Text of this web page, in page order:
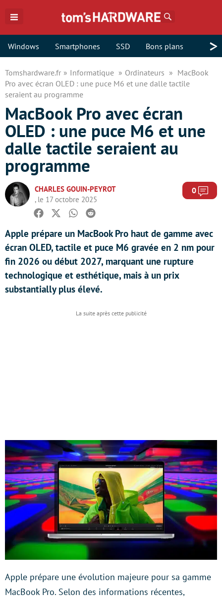
Windows Smartphones SSD Bons plans >
Tomshardware.fr Informatique Ordinateurs
MacBook
Pro avec écran OLED : une puce M6 et une dalle tactile
seraient au programme
MacBook Pro avec écran
OLED : une puce M6 et une
dalle tactile seraient au
programme
CHARLES GOUIN-PEYROT
, le 17 octobre 2025
0
Facebook
TwitterWhatsapp
Reddit
Apple prépare un MacBook Pro haut de gamme avec
écran OLED, tactile et puce M6 gravée en 2 nm pour
fin 2026 ou début 2027, marquant une rupture
technologique et esthétique, mais à un prix
substantially plus élevé.
Apple prépare une évolution majeure pour sa gamme
MacBook Pro. Selon des informations récentes,